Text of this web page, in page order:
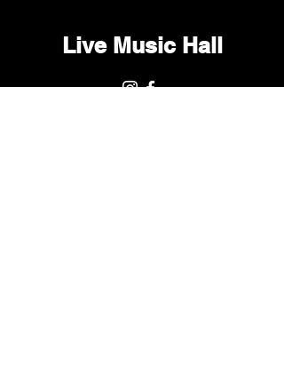
Live Music Hall